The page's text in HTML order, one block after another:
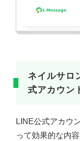
ネイルサロ
式アカウン
LINE公式アカウ
って効果的な内